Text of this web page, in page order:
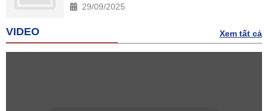
29/09/2025
VIDEO Xem tất cả